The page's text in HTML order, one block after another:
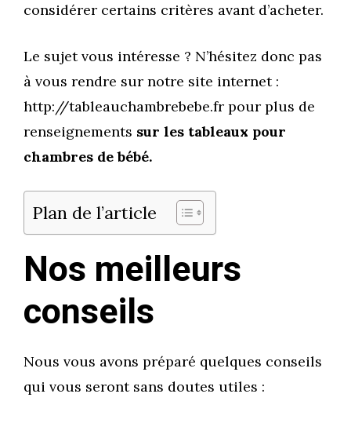
considérer certains critères avant d’acheter.
Le sujet vous intéresse ? N’hésitez donc pas
à vous rendre sur notre site internet :
http://tableauchambrebebe.fr pour plus de
renseignements sur les tableaux pour
chambres de bébé.
Plan de l’article
Nos meilleurs
conseils
Nous vous avons préparé quelques conseils
qui vous seront sans doutes utiles :